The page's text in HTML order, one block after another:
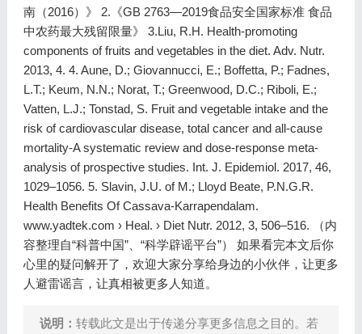
南（2016）》 2.《GB 2763—2019食品安全国家标准 食品
中农药最大残留限量》 3.Liu, R.H. Health-promoting
components of fruits and vegetables in the diet. Adv. Nutr.
2013, 4. 4. Aune, D.; Giovannucci, E.; Boffetta, P.; Fadnes,
L.T.; Keum, N.N.; Norat, T.; Greenwood, D.C.; Riboli, E.;
Vatten, L.J.; Tonstad, S. Fruit and vegetable intake and the
risk of cardiovascular disease, total cancer and all-cause
mortality-A systematic review and dose-response meta-
analysis of prospective studies. Int. J. Epidemiol. 2017, 46,
1029–1056. 5. Slavin, J.U. of M.; Lloyd Beate, P.N.G.R.
Health Benefits Of Cassava-Karrapendalam.
www.yadtek.com › Heal. › Diet Nutr. 2012, 3, 506–516. （内
容整理自“科普中国”、“科学辟谣平台”） 如果看完本文后你
心里的疑问解开了，欢迎大家分享给身边的小伙伴，让更多
人避雷谣言，让真相被更多人知道。
说明： 转载此文是出于传递分享更多信息之目的。若